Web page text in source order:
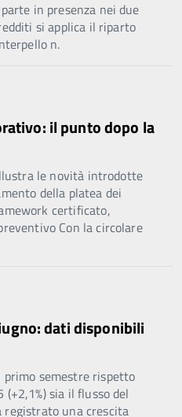
in presenza nei due
si applica il riparto
n.
il punto dopo la
le novità introdotte
della platea dei
certificato,
Con la circolare
dati disponibili
primo semestre rispetto
sia il flusso del
registrato una crescita